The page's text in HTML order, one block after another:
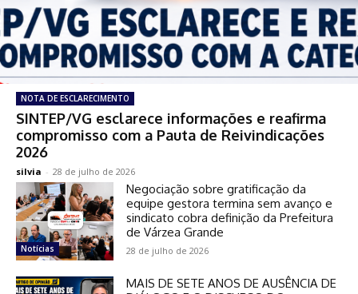
NOTA DE ESCLARECIMENTO
SINTEP/VG esclarece informações e reafirma
compromisso com a Pauta de Reivindicações
2026
silvia - 28 de julho de 2026
Notícias
Negociação sobre gratificação da
equipe gestora termina sem avanço e
sindicato cobra definição da Prefeitura
de Várzea Grande
28 de julho de 2026
MAIS DE SETE ANOS DE AUSÊNCIA DE